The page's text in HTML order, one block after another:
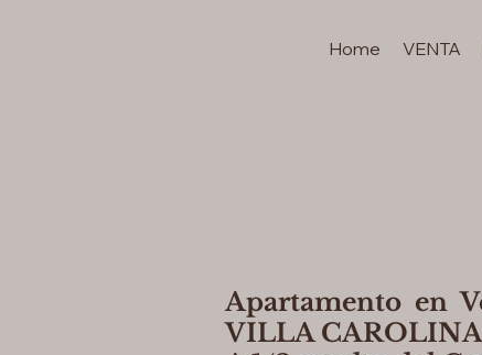
Home VENTA
Apartamento en
VILLA